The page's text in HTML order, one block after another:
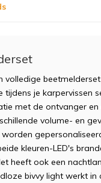
volledige
je karpervissen
met de ontvanger
volume- en
kleuren-LED's
heeft ook een
bivvy light werkt in